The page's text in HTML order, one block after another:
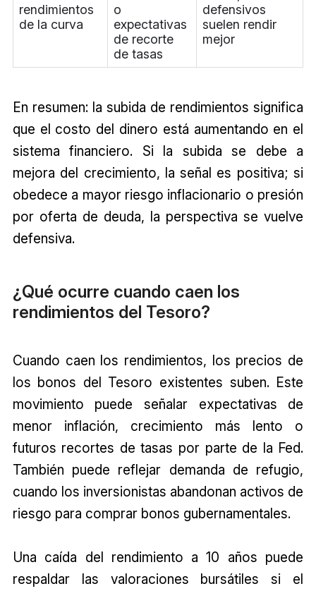
rendimientos
de la curva
o
expectativas
de recorte
de tasas
defensivos
suelen rendir
mejor
En resumen: la subida de rendimientos significa
que el costo del dinero está aumentando en el
sistema financiero. Si la subida se debe a
mejora del crecimiento, la señal es positiva; si
obedece a mayor riesgo inflacionario o presión
por oferta de deuda, la perspectiva se vuelve
defensiva.
¿Qué ocurre cuando caen los
rendimientos del Tesoro?
Cuando caen los rendimientos, los precios de
los bonos del Tesoro existentes suben. Este
movimiento puede señalar expectativas de
menor inflación, crecimiento más lento o
futuros recortes de tasas por parte de la Fed.
También puede reflejar demanda de refugio,
cuando los inversionistas abandonan activos de
riesgo para comprar bonos gubernamentales.
Una caída del rendimiento a 10 años puede
respaldar las valoraciones bursátiles si el